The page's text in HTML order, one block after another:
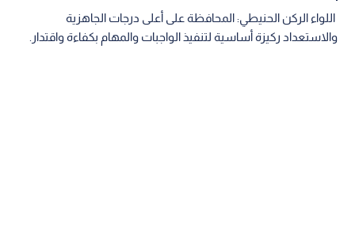
اللواء الركن الحنيطي: المحافظة على أعلى درجات الجاهزية
والاستعداد ركيزة أساسية لتنفيذ الواجبات والمهام بكفاءة واقتدار.